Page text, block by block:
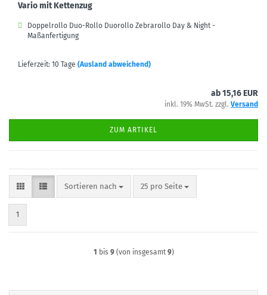
Vario mit Kettenzug
Doppelrollo Duo-Rollo Duorollo Zebrarollo Day & Night -
Maßanfertigung
Lieferzeit: 10 Tage (Ausland abweichend)
ab 15,16 EUR
inkl. 19% MwSt. zzgl. Versand
ZUM ARTIKEL
Sortieren nach
Sortieren nach 25 pro Seite
pro Seite
1
1 bis 9(von insgesamt 9)